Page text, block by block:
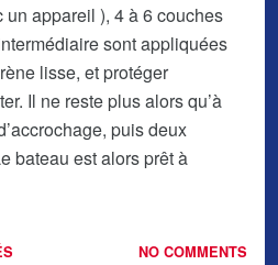
appareil ), 4 à 6 couches
sont appliquées
lisse, et protéger
Il ne reste plus alors qu’à
puis deux
bateau est alors prêt à
NO COMMENTS